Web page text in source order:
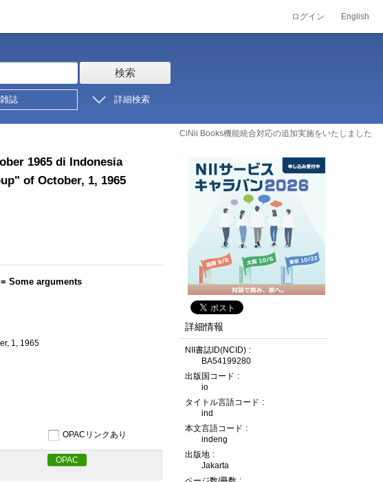
ログイン English
検索
雑誌 詳細検索
CiNii Books機能統合対応の追加実施をいたしました
1965 di Indonesia
of October, 1, 1965
Some arguments
1, 1965
OPACリンクあり
OPAC
詳細情報
NII書誌ID(NCID)
BA54199280
出版国コード
io
タイトル言語コード
ind
本文言語コード
indeng
出版地
Jakarta